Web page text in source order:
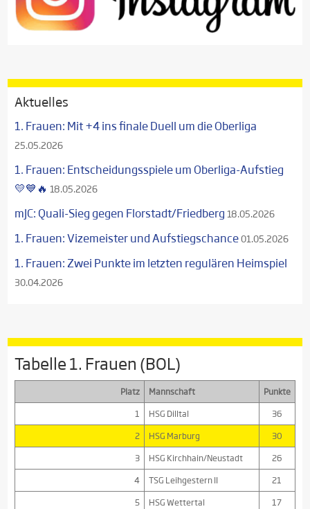
Aktuelles
1. Frauen: Mit +4 ins finale Duell um die Oberliga
25.05.2026
1. Frauen: Entscheidungsspiele um Oberliga-Aufstieg
💛💙🔥 18.05.2026
mJC: Quali-Sieg gegen Florstadt/Friedberg 18.05.2026
1. Frauen: Vizemeister und Aufstiegschance01.05.2026
1. Frauen: Zwei Punkte im letzten regulären Heimspiel
30.04.2026
Tabelle 1. Frauen (BOL)
Platz Mannschaft
Punkte
1
HSG Dilltal
36
2
HSG Marburg
30
3
HSG Kirchhain/Neustadt
26
4
TSG Leihgestern II
21
5
HSG Wettertal
17